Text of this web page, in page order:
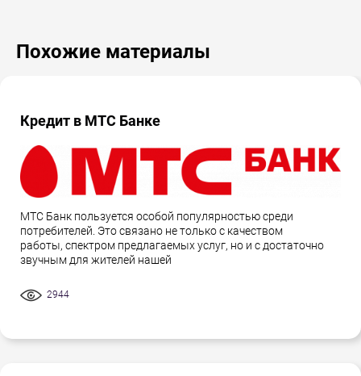
Похожие материалы
Кредит в МТС Банке
МТС Банк пользуется особой популярностью среди
потребителей. Это связано не только с качеством
работы, спектром предлагаемых услуг, но и с достаточно
звучным для жителей нашей
2944